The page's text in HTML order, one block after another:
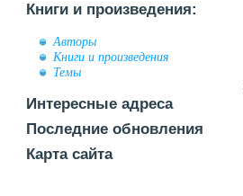
Книги и произведения:
Авторы
Книги и произведения
Темы
Интересные адреса
Последние обновления
Карта сайта